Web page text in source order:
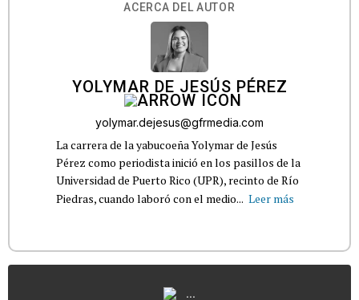
ACERCA DEL AUTOR
YOLYMAR DE JESÚS PÉREZ
yolymar.dejesus@gfrmedia.com
La carrera de la yabucoeña Yolymar de Jesús
Pérez como periodista inició en los pasillos de la
Universidad de Puerto Rico (UPR), recinto de Río
Piedras, cuando laboró con el medio... Leer más
...